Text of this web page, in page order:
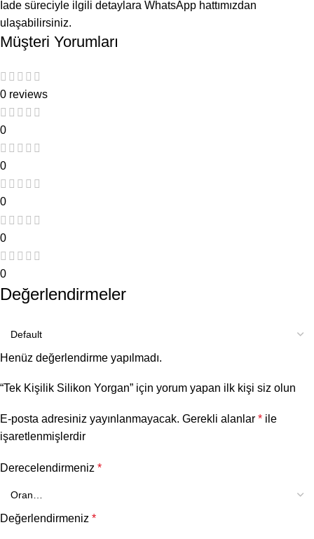
İade süreciyle ilgili detaylara WhatsApp hattımızdan
ulaşabilirsiniz.
Müşteri Yorumları
0 reviews
0
0
0
0
0
Değerlendirmeler
Henüz değerlendirme yapılmadı.
“Tek Kişilik Silikon Yorgan” için yorum yapan ilk kişi siz olun
E-posta adresiniz yayınlanmayacak. Gerekli alanlar * ile
işaretlenmişlerdir
Derecelendirmeniz *
Değerlendirmeniz *